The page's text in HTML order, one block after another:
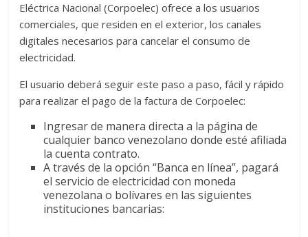
Eléctrica Nacional (Corpoelec) ofrece a los usuarios
comerciales, que residen en el exterior, los canales
digitales necesarios para cancelar el consumo de
electricidad.
El usuario deberá seguir este paso a paso, fácil y rápido
para realizar el pago de la factura de Corpoelec:
Ingresar de manera directa a la página de
cualquier banco venezolano donde esté afiliada
la cuenta contrato.
A través de la opción “Banca en línea”, pagará
el servicio de electricidad con moneda
venezolana o bolívares en las siguientes
instituciones bancarias: